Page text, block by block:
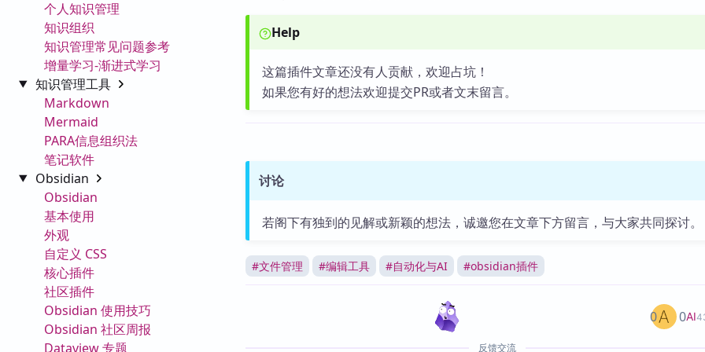
个人知识管理
知识组织
知识管理常见问题参考
增量学习-渐进式学习
知识管理工具
Markdown
Mermaid
PARA信息组织法
笔记软件
Obsidian
Obsidian
基本使用
外观
自定义 CSS
核心插件
社区插件
Obsidian 使用技巧
Obsidian 社区周报
Dataview 专题
Help
这篇插件文章还没有人贡献，欢迎占坑！
如果您有好的想法欢迎提交PR或者文末留言。
讨论
若阁下有独到的见解或新颖的想法，诚邀您在文章下方留言，与大家共同探讨。
#文件管理 #编辑工具 #自动化与AI #obsidian插件
AI
0 0
反馈交流